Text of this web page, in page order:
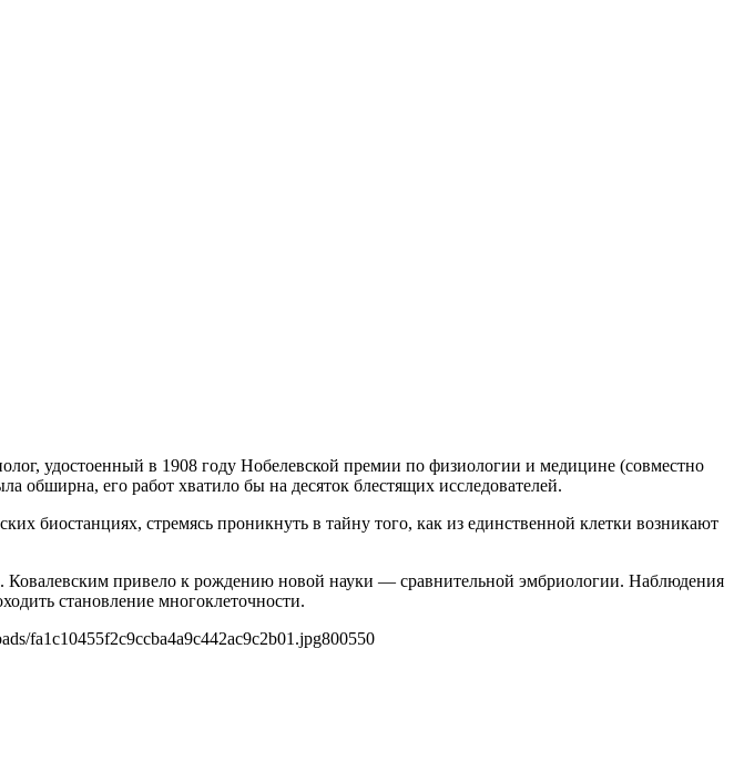
удостоенный в 1908 году Нобелевской премии по физиологии и медицине (совместно
его работ хватило бы на десяток блестящих исследователей.
биостанциях, стремясь проникнуть в тайну того, как из единственной клетки возникают
привело к рождению новой науки — сравнительной эмбриологии. Наблюдения
становление многоклеточности.
fa1c10455f2c9ccba4a9c442ac9c2b01.jpg800550